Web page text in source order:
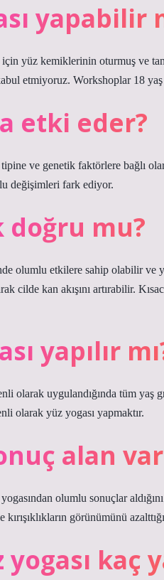
yapabilir
yüz kemiklerinin oturmuş ve
etmiyoruz. Workshoplar 18 yaş
etki eder?
ve genetik faktörlere bağlı
değişimleri fark ediyor.
doğru mu?
olumlu etkilere sahip olabilir ve
cilde kan akışını artırabilir.
yapılır
olarak uygulandığında tüm yaş
olarak yüz yogası yapmaktır.
alan var
olumlu sonuçlar
görünümünü
kaç